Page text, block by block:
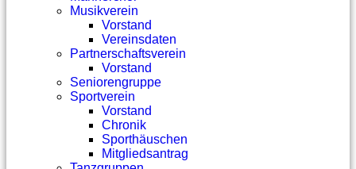
Musikverein
Vorstand
Vereinsdaten
Partnerschaftsverein
Vorstand
Seniorengruppe
Sportverein
Vorstand
Chronik
Sporthäuschen
Mitgliedsantrag